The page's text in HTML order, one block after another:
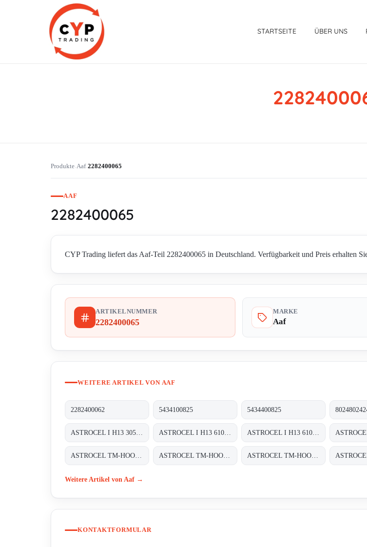
STARTSEITE ÜBER UNS
Produkte›Aaf›2282400065
AAF
2282400065
CYP Trading liefert das Aaf-Teil 2282400065 in Deutschland. Verfügbarkeit und Preis erhalten
ARTIKELNUMMER
2282400065
MARKE
Aaf
WEITERE ARTIKEL VON AAF
2282400062 5434100825 5434400825
Weitere Artikel von Aaf →
KONTAKTFORMULAR